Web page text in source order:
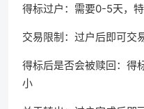
得标过户：需要0-5天，
交易限制：过户后即可交
得标后是否会被赎回：得
小